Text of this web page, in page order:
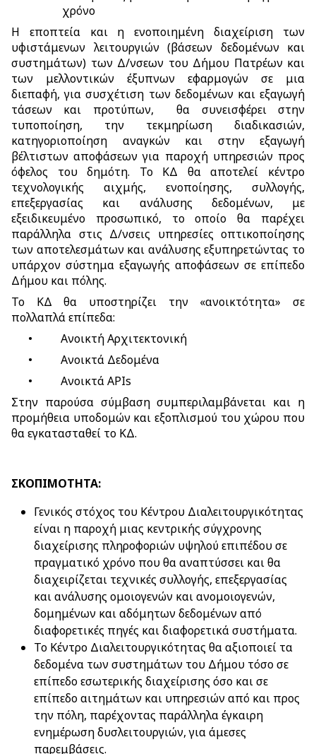
χρόνο
Η εποπτεία και η ενοποιημένη διαχείριση των
υφιστάμενων λειτουργιών (βάσεων δεδομένων και
συστημάτων) των Δ/νσεων του Δήμου Πατρέων και
των μελλοντικών έξυπνων εφαρμογών σε μια
διεπαφή, για συσχέτιση των δεδομένων και εξαγωγή
τάσεων και προτύπων,
θα συνεισφέρει στην
τυποποίηση, την τεκμηρίωση διαδικασιών,
κατηγοριοποίηση αναγκών και στην εξαγωγή
βέλτιστων αποφάσεων για παροχή υπηρεσιών προς
όφελος του δημότη. Το ΚΔ θα αποτελεί κέντρο
τεχνολογικής αιχμής, ενοποίησης, συλλογής,
επεξεργασίας και ανάλυσης δεδομένων, με
εξειδικευμένο προσωπικό, το οποίο θα παρέχει
παράλληλα στις Δ/νσεις υπηρεσίες οπτικοποίησης
των αποτελεσμάτων και ανάλυσης εξυπηρετώντας το
υπάρχον σύστημα εξαγωγής αποφάσεων σε επίπεδο
Δήμου και πόλης.
Το ΚΔ θα υποστηρίζει την «ανοικτότητα» σε
πολλαπλά επίπεδα:
•
Ανοικτή Αρχιτεκτονική
•
Ανοικτά Δεδομένα
•
Ανοικτά APIs
Στην παρούσα σύμβαση συμπεριλαμβάνεται και η
προμήθεια υποδομών και εξοπλισμού του χώρου που
θα εγκατασταθεί το ΚΔ.
ΣΚΟΠΙΜΟΤΗΤΑ:
Γενικός στόχος του Κέντρου Διαλειτουργικότητας
είναι η παροχή μιας κεντρικής σύγχρονης
διαχείρισης πληροφοριών υψηλού επιπέδου σε
πραγματικό χρόνο που θα αναπτύσσει και θα
διαχειρίζεται τεχνικές συλλογής, επεξεργασίας
και ανάλυσης ομοιογενών και ανομοιογενών,
δομημένων και αδόμητων δεδομένων από
διαφορετικές πηγές και διαφορετικά συστήματα.
Το Κέντρο Διαλειτουργικότητας θα αξιοποιεί τα
δεδομένα των συστημάτων του Δήμου τόσο σε
επίπεδο εσωτερικής διαχείρισης όσο και σε
επίπεδο αιτημάτων και υπηρεσιών από και προς
την πόλη, παρέχοντας παράλληλα έγκαιρη
ενημέρωση δυσλειτουργιών, για άμεσες
παρεμβάσεις.